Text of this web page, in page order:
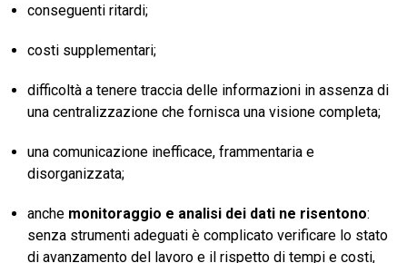
conseguenti ritardi;
costi supplementari;
difficoltà a tenere traccia delle informazioni in assenza di
una centralizzazione che fornisca una visione completa;
una comunicazione inefficace, frammentaria e
disorganizzata;
anche monitoraggio e analisi dei dati ne risentono:
senza strumenti adeguati è complicato verificare lo stato
di avanzamento del lavoro e il rispetto di tempi e costi,